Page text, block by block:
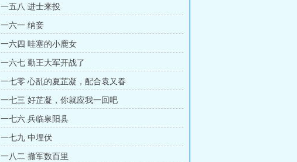
一五八 进士来投
一六一 纳妾
一六四 哇塞的小鹿女
一六七 勤王大军开战了
一七零 心乱的夏芷凝，配合袁又春
一七三 好芷凝，你就应我一回吧
一七六 兵临泉阳县
一七九 中埋伏
一八二 撤军数百里